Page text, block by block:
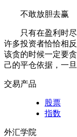
不敢放胆去赢
只有在盈利时
许多投资者恰恰相
该贪的时候一定要
己的平仓依据，一
交易产品
股票
指数
外汇学院